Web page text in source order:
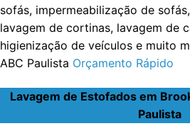
sofás, impermeabilização de
lavagem de cortinas, lavagem de
higienização de veículos e muito
ABC Paulista Orçamento Rápido
Lavagem de Estofados em
Paulista